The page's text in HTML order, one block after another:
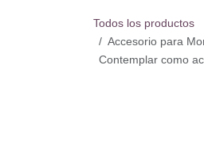
Todos los productos
Accesorio para
Contemplar como